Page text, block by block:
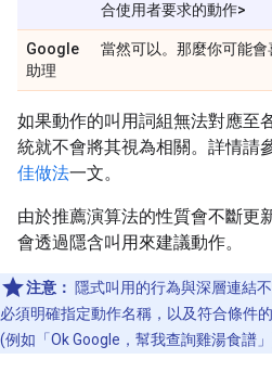
合使用者要求的動作>
Google
助理
當然可以。那麼你可能
如果動作的叫用詞組無法對應至
統就不會將其視為相關。詳情請
佳做法一文。
由於推薦演算法的性質會不斷更
會透過隱含叫用來建議動作。
注意：
隱式叫用的行為與深層連結
必須明確指定動作名稱，以及符合條件
(例如「Ok Google，幫我查詢雞湯食譜」